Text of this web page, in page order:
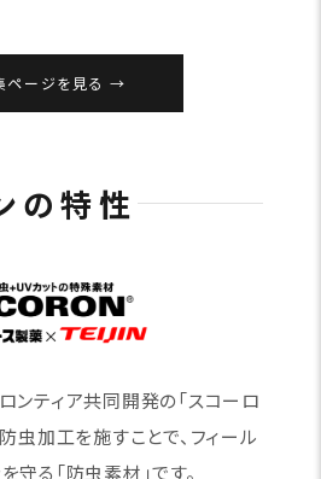
ページを見る
の特性
ンティア共同開発の「スコーロ
虫加工を施すことで、フィール
守る「防虫素材」です。